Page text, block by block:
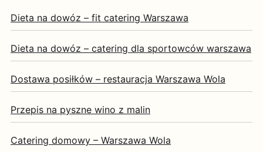
Dieta na dowóz – fit catering Warszawa
Dieta na dowóz – catering dla sportowców warszawa
Dostawa posiłków – restauracja Warszawa Wola
Przepis na pyszne wino z malin
Catering domowy – Warszawa Wola